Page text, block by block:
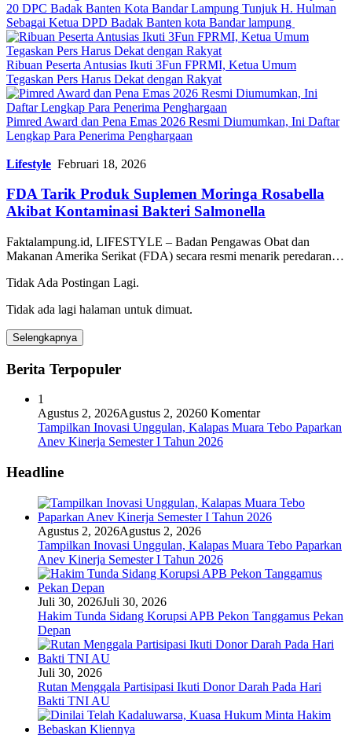
20 DPC Badak Banten Kota Bandar Lampung Tunjuk H. Hulman
Sebagai Ketua DPD Badak Banten kota Bandar lampung
Ribuan Peserta Antusias Ikuti 3Fun FPRMI, Ketua Umum
Tegaskan Pers Harus Dekat dengan Rakyat
Pimred Award dan Pena Emas 2026 Resmi Diumumkan, Ini Daftar
Lengkap Para Penerima Penghargaan
Lifestyle Februari 18, 2026
FDA Tarik Produk Suplemen Moringa Rosabella
Akibat Kontaminasi Bakteri Salmonella
Faktalampung.id, LIFESTYLE – Badan Pengawas Obat dan
Makanan Amerika Serikat (FDA) secara resmi menarik peredaran…
Tidak Ada Postingan Lagi.
Tidak ada lagi halaman untuk dimuat.
Selengkapnya
Berita Terpopuler
1
Agustus 2, 2026Agustus 2, 20260 Komentar
Tampilkan Inovasi Unggulan, Kalapas Muara Tebo Paparkan
Anev Kinerja Semester I Tahun 2026
Headline
Agustus 2, 2026Agustus 2, 2026
Tampilkan Inovasi Unggulan, Kalapas Muara Tebo Paparkan
Anev Kinerja Semester I Tahun 2026
Juli 30, 2026Juli 30, 2026
Hakim Tunda Sidang Korupsi APB Pekon Tanggamus Pekan
Depan
Juli 30, 2026
Rutan Menggala Partisipasi Ikuti Donor Darah Pada Hari
Bakti TNI AU